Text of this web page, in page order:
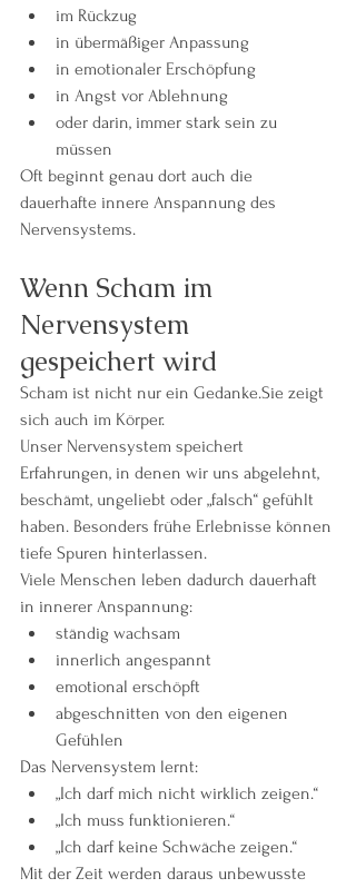
im Rückzug
in übermäßiger Anpassung
in emotionaler Erschöpfung
in Angst vor Ablehnung
oder darin, immer stark sein zu
müssen
Oft beginnt genau dort auch die
dauerhafte innere Anspannung des
Nervensystems.
Wenn Scham im
Nervensystem
gespeichert wird
Scham ist nicht nur ein Gedanke.Sie zeigt
sich auch im Körper.
Unser Nervensystem speichert
Erfahrungen, in denen wir uns abgelehnt,
beschämt, ungeliebt oder „falsch“ gefühlt
haben. Besonders frühe Erlebnisse können
tiefe Spuren hinterlassen.
Viele Menschen leben dadurch dauerhaft
in innerer Anspannung:
ständig wachsam
innerlich angespannt
emotional erschöpft
abgeschnitten von den eigenen
Gefühlen
Das Nervensystem lernt:
„Ich darf mich nicht wirklich zeigen.“
„Ich muss funktionieren.“
„Ich darf keine Schwäche zeigen.“
Mit der Zeit werden daraus unbewusste